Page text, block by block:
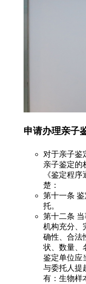
申请办理亲子
对于亲子鉴
亲子鉴定的
《鉴定程
楚：
第十一条
托。
第十二条
机构充分、
确性、合法
状、数量、
鉴定单位应
与委托人提
有：生物样